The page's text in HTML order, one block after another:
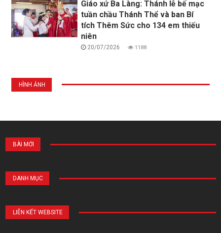
Giáo xứ Ba Làng: Thánh lễ bế mạc
tuần chầu Thánh Thể và ban Bí
tích Thêm Sức cho 134 em thiếu
niên
20/07/2026 1188
HÌNH ẢNH
BÀI MỚI
DANH MỤC
LIÊN KẾT WEBSITE